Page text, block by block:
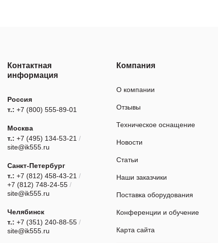
Контактная
информация
Россия
т.: +7 (800) 555-89-01
Москва
т.: +7 (495) 134-53-21 /
site@ik555.ru
Санкт-Петербург
т.: +7 (812) 458-43-21 /
+7 (812) 748-24-55 /
site@ik555.ru
Челябинск
т.: +7 (351) 240-88-55 /
site@ik555.ru
Компания
О компании
Отзывы
Техническое оснащение
Новости
Статьи
Наши заказчики
Поставка оборудования
Конференции и обучение
Карта сайта